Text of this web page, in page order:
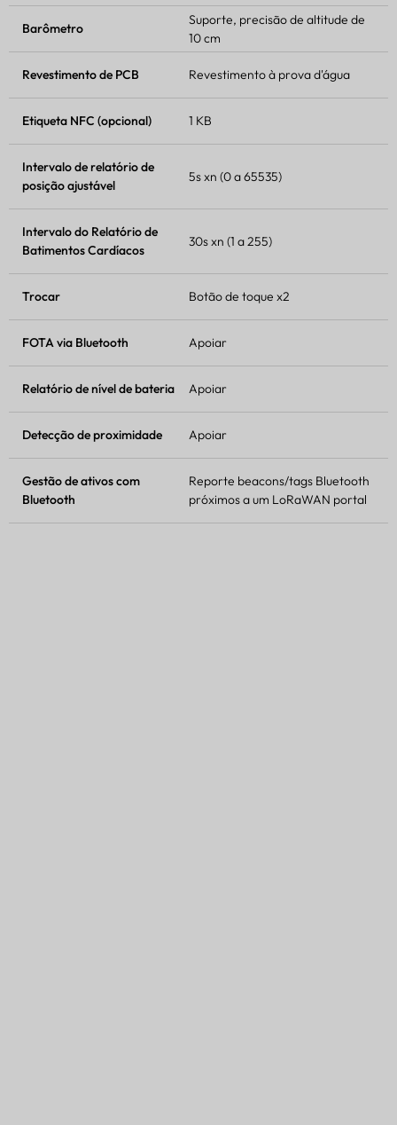
Barômetro
Suporte, precisão de altitude de
10 cm
Revestimento de PCB Revestimento à prova d'água
Etiqueta NFC (opcional) 1 KB
Intervalo de relatório de
posição ajustável
5s xn (0 a 65535)
Intervalo do Relatório de
Batimentos Cardíacos
30s xn (1 a 255)
Trocar Botão de toque x2
FOTAvia Bluetooth Apoiar
Relatório de nível de bateria Apoiar
Detecção de proximidade Apoiar
Gestão de ativos com
Bluetooth
Reporte beacons/tags Bluetooth
próximos a um LoRaWAN portal